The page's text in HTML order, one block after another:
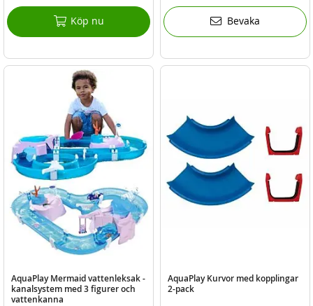
Köp nu Bevaka
AquaPlay Mermaid vattenleksak -
kanalsystem med 3 figurer och
vattenkanna
AquaPlay Kurvor med kopplingar
2-pack